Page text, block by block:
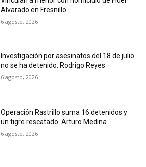
Alvarado en Fresnillo
6 agosto, 2026
Investigación por asesinatos del 18 de julio
no se ha detenido: Rodrigo Reyes
6 agosto, 2026
Operación Rastrillo suma 16 detenidos y
un tigre rescatado: Arturo Medina
6 agosto, 2026